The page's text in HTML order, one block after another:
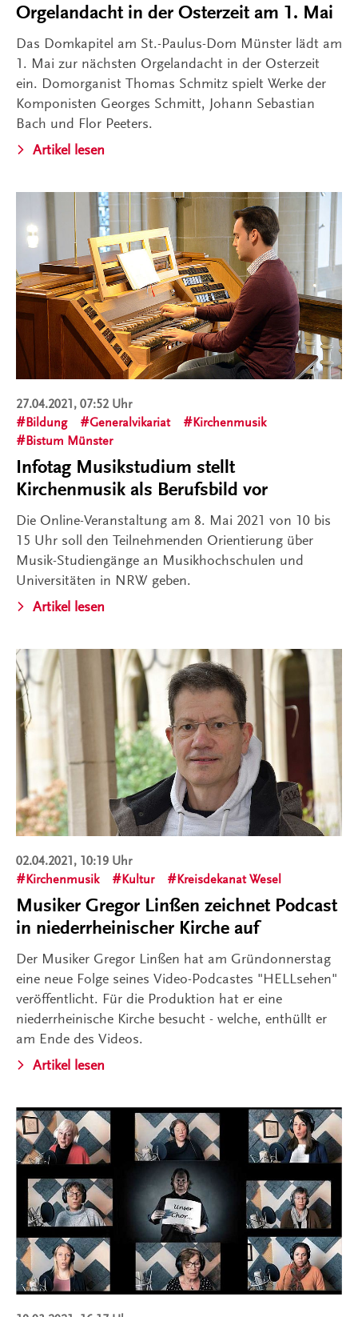
Orgelandacht in der Osterzeit am 1. Mai
Das Domkapitel am St.-Paulus-Dom Münster lädt am
1. Mai zur nächsten Orgelandacht in der Osterzeit
ein. Domorganist Thomas Schmitz spielt Werke der
Komponisten Georges Schmitt, Johann Sebastian
Bach und Flor Peeters.
Artikel lesen
27.04.2021, 07:52 Uhr
Bildung
Generalvikariat
Kirchenmusik
Bistum Münster
Infotag Musikstudium stellt
Kirchenmusik als Berufsbild vor
Die Online-Veranstaltung am 8. Mai 2021 von 10 bis
15 Uhr soll den Teilnehmenden Orientierung über
Musik-Studiengänge an Musikhochschulen und
Universitäten in NRW geben.
Artikel lesen
02.04.2021, 10:19 Uhr
Kirchenmusik
Kultur Kreisdekanat Wesel
Musiker Gregor Linßen zeichnet Podcast
in niederrheinischer Kirche auf
Der Musiker Gregor Linßen hat am Gründonnerstag
eine neue Folge seines Video-Podcastes "HELLsehen"
veröffentlicht. Für die Produktion hat er eine
niederrheinische Kirche besucht - welche, enthüllt er
am Ende des Videos.
Artikel lesen